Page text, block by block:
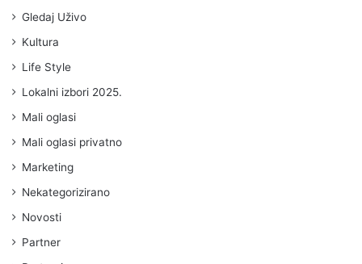
Gledaj Uživo
Kultura
Life Style
Lokalni izbori 2025.
Mali oglasi
Mali oglasi privatno
Marketing
Nekategorizirano
Novosti
Partner